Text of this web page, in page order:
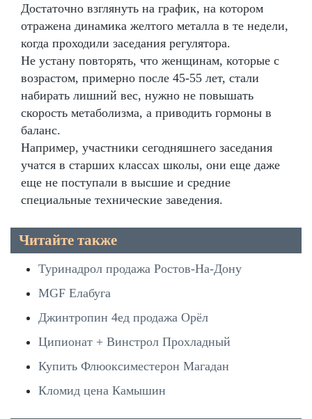
Достаточно взглянуть на график, на котором
отражена динамика желтого металла в те недели,
когда проходили заседания регулятора.
Не устану повторять, что женщинам, которые с
возрастом, примерно после 45-55 лет, стали
набирать лишний вес, нужно не повышать
скорость метаболизма, а приводить гормоны в
баланс.
Например, участники сегодняшнего заседания
учатся в старших классах школы, они еще даже
еще не поступали в высшие и средние
специальные технические заведения.
Читайте также
Туринадрол продажа Ростов-На-Дону
MGF Елабуга
Джинтропин 4ед продажа Орёл
Ципионат + Винстрол Прохладный
Купить Флюоксиместерон Магадан
Кломид цена Камышин